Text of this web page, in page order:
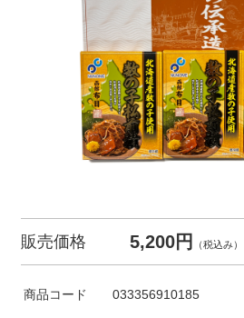
販売価格 5,200円 （税込み）
商品コード 033356910185